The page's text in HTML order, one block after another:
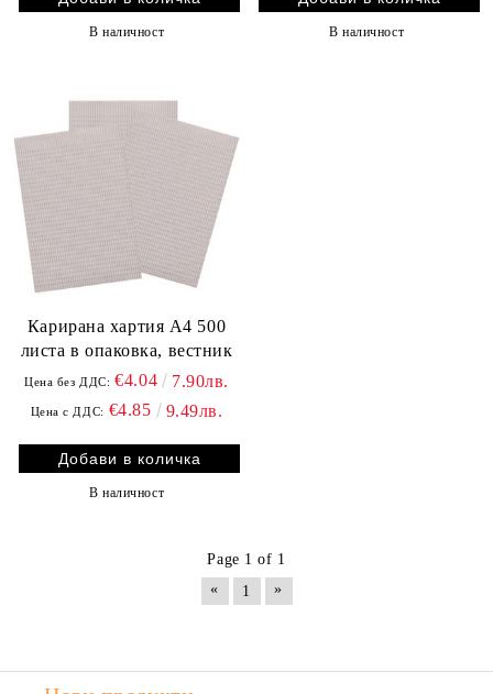
В наличност В наличност
Карирана хартия А4 500
листа в опаковка, вестник
Цена без ДДС: €4.04 7.90лв.
Цена с ДДС: €4.85 9.49лв.
В наличност
Page 1 of 1
«
1 »